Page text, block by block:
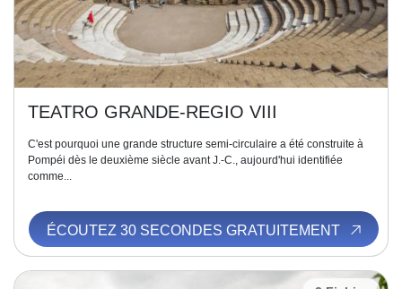
TEATRO GRANDE-REGIO VIII
C'est pourquoi une grande structure semi-circulaire a été construite à
Pompéi dès le deuxième siècle avant J.-C., aujourd'hui identifiée
comme...
ÉCOUTEZ 30 SECONDES GRATUITEMENT